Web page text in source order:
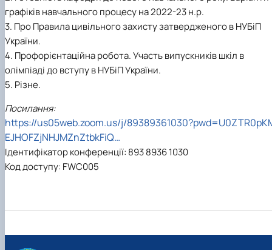
графіків навчального процесу на 2022-23 н.р.
3. Про Правила цивільного захисту затвердженого в НУБіП
України.
4. Профорієнтаційна робота. Участь випускників шкіл в
олімпіаді до вступу в НУБіП України.
5. Різне.
Посилання:
https://us05web.zoom.us/j/
EJHOFZjNHJMZnZtbkFiQ…
Ідентифікатор конференції: 893 8936 1030
Код доступу: FWC005